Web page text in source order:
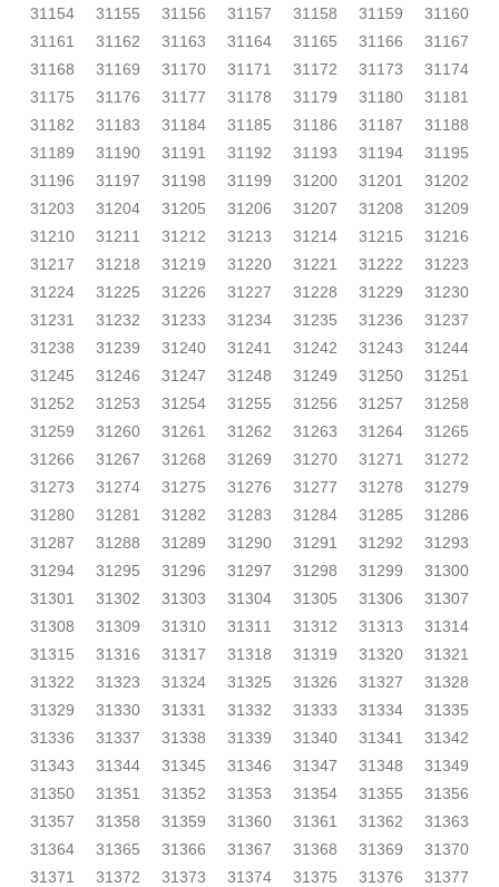
31154
31155 31156 31157 31158 31159
31160
31161
31162 31163 31164 31165 31166
31167
31168
31169 31170 31171 31172 31173
31174
31175
31176 31177 31178 31179 31180
31181
31182
31183 31184 31185 31186 31187
31188
31189
31190 31191 31192 31193 31194
31195
31196
31197 31198 31199 31200 31201
31202
31203
31204 31205 31206 31207 31208
31209
31210
31211 31212 31213 31214 31215
31216
31217
31218 31219 31220 31221 31222
31223
31224
31225 31226 31227 31228 31229
31230
31231
31232 31233 31234 31235 31236
31237
31238
31239 31240 31241 31242 31243
31244
31245
31246 31247 31248 31249 31250
31251
31252
31253 31254 31255 31256 31257
31258
31259
31260 31261 31262 31263 31264
31265
31266
31267 31268 31269 31270 31271
31272
31273
31274 31275 31276 31277 31278
31279
31280
31281 31282 31283 31284 31285
31286
31287
31288 31289 31290 31291 31292
31293
31294
31295 31296 31297 31298 31299
31300
31301
31302 31303 31304 31305 31306
31307
31308
31309 31310 31311 31312 31313
31314
31315
31316 31317 31318 31319 31320
31321
31322
31323 31324 31325 31326 31327
31328
31329
31330 31331 31332 31333 31334
31335
31336
31337 31338 31339 31340 31341
31342
31343
31344 31345 31346 31347 31348
31349
31350
31351 31352 31353 31354 31355
31356
31357
31358 31359 31360 31361 31362
31363
31364
31365 31366 31367 31368 31369
31370
31371
31372 31373 31374 31375 31376
31377